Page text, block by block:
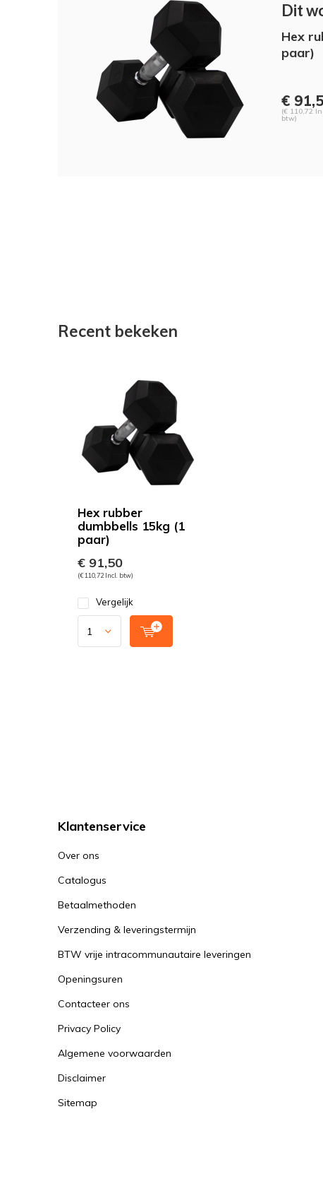
Dit
Hex
paar)
€
(€ 110,72
btw)
Recent bekeken
Hex rubber
dumbbells 15kg (1
paar)
€ 91,50
(€ 110,72 Incl. btw)
Vergelijk
Klantenservice
Over ons
Catalogus
Betaalmethoden
Verzending & leveringstermijn
BTW vrije intracommunautaire leveringen
Openingsuren
Contacteer ons
Privacy Policy
Algemene voorwaarden
Disclaimer
Sitemap